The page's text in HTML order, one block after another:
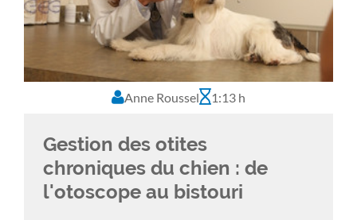
et de son propriétaire face à une otite au
quotidien.
Anne Roussel 1:13 h
Gestion des otites
chroniques du chien : de
l'otoscope au bistouri